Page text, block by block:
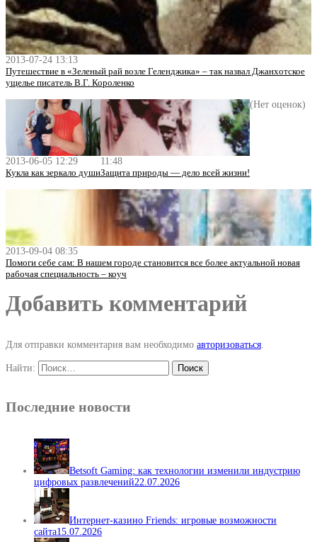
2013-07-24 13:13
Путешествие в «Зеленый рай возле Геленджика» – так назвал Джанхотское
ущелье писатель В.Г. Короленко
2013-06-05 12:29
Кукла как зеркало души
11:48
Защита природы ― дело всей жизни!
2013-09-04 08:35
Помоги себе сам: В нашем городе становится все более актуальной новая
рабочая специальность – коуч
(Нет оценок)
Добавить комментарий
Для отправки комментария вам необходимо авторизоваться
Найти:
Последние новости
Betsoft Gaming: как технологии изменили индустрию
цифровых развлечений22.07.2026
Интернет-казино Friends: игровые возможности
сайта15.07.2026